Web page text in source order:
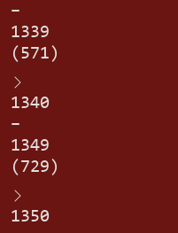
–
1339
(571)
1340
–
1349
(729)
1350